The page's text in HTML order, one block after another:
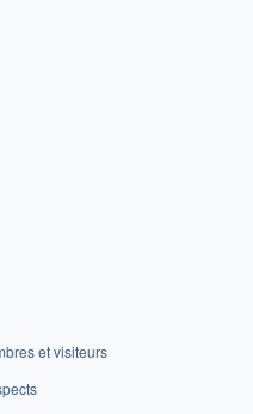
et visiteurs